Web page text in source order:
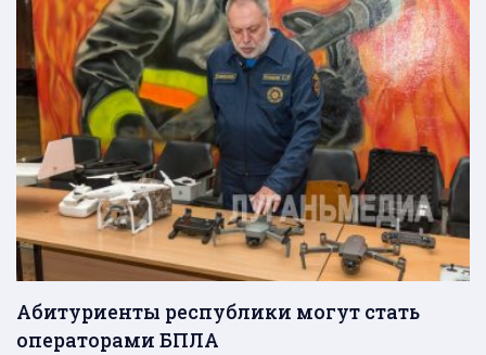
Абитуриенты республики могут стать
операторами БПЛА